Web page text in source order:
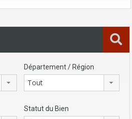
Département / Région
Tout
Statut du Bien